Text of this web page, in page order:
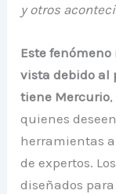
y otros
Este
vista debido al
tiene Mercurio
quienes
herramientas
de expertos.
diseñados